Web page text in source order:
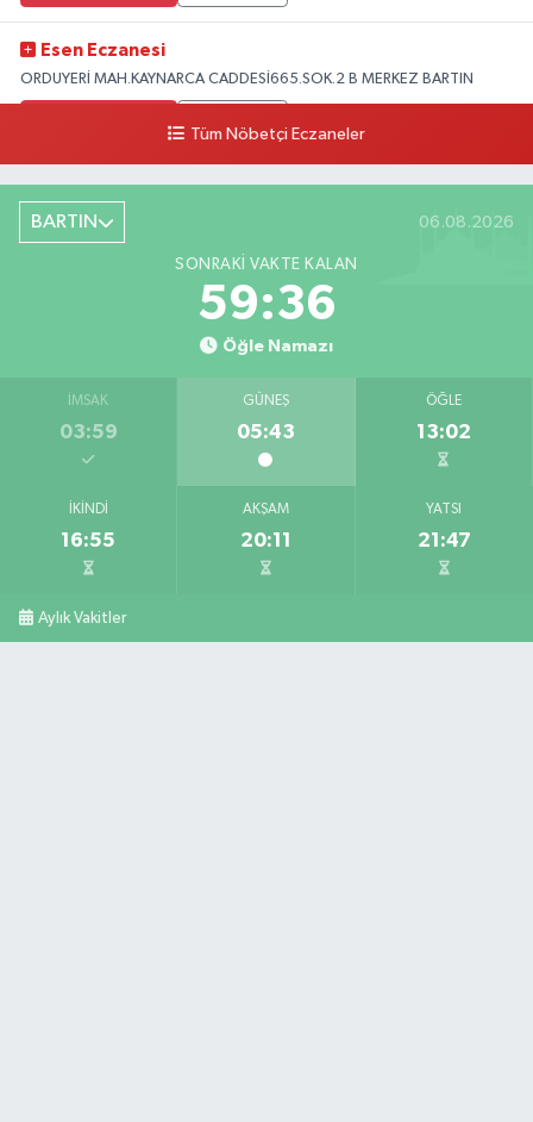
Esen Eczanesi
ORDUYERİ MAH.KAYNARCA CADDESİ665.SOK.2 B MERKEZ BARTIN
Şiremirçavuş Mahallesi, Kırıkçı Zeliha Ana Sokak No:20 8 Merkez Bartın
0 (378) 227 85 45
Tüm Nöbetçi Eczaneler
BARTIN 06.08.2026
SONRAKI VAKTE KALAN
59:34
Öğle Namazı
İMSAK
03:59
GÜNEŞ
05:43
ÖĞLE
13:02
İKINDI
16:55
AKŞAM
20:11
YATSI
21:47
Aylık Vakitler